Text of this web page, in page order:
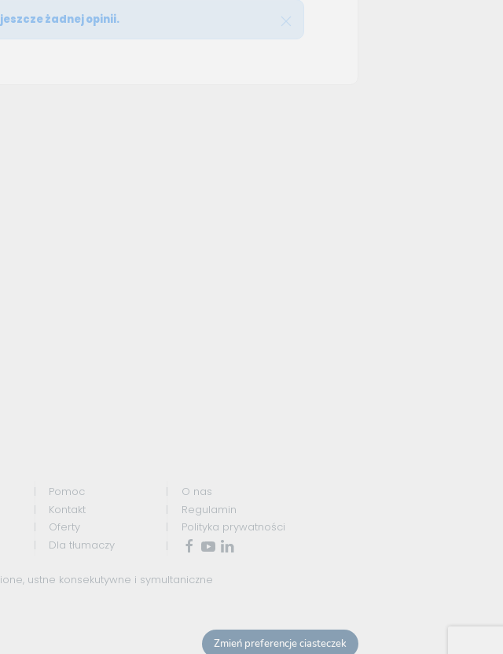
żadnej opinii.
Pomoc
Kontakt
Oferty
Dla tłumaczy
O nas
Regulamin
Polityka prywatności
, ustne konsekutywne i symultaniczne
Zmień preferencje ciasteczek